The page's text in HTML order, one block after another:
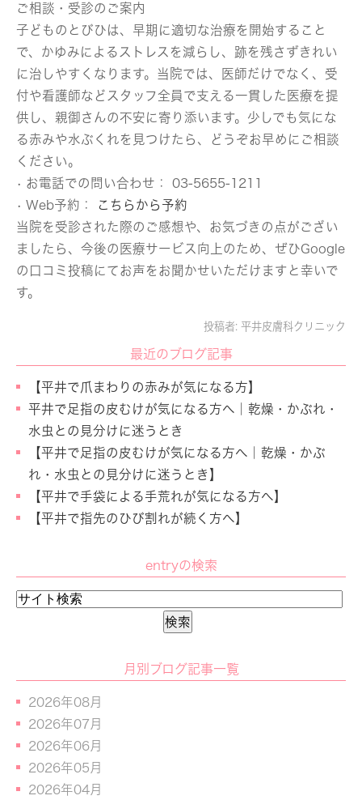
ご相談・受診のご案内
子どものとびひは、早期に適切な治療を開始すること
で、かゆみによるストレスを減らし、跡を残さずきれい
に治しやすくなります。当院では、医師だけでなく、受
付や看護師などスタッフ全員で支える一貫した医療を提
供し、親御さんの不安に寄り添います。少しでも気にな
る赤みや水ぶくれを見つけたら、どうぞお早めにご相談
ください。
• お電話での問い合わせ： 03-5655-1211
• Web予約：
こちらから予約
当院を受診された際のご感想や、お気づきの点がござい
ましたら、今後の医療サービス向上のため、ぜひGoogle
の口コミ投稿にてお声をお聞かせいただけますと幸いで
す。
投稿者: 平井皮膚科クリニック
最近のブログ記事
【平井で爪まわりの赤みが気になる方】
平井で足指の皮むけが気になる方へ｜乾燥・かぶれ・
水虫との見分けに迷うとき
【平井で足指の皮むけが気になる方へ｜乾燥・かぶ
れ・水虫との見分けに迷うとき】
【平井で手袋による手荒れが気になる方へ】
【平井で指先のひび割れが続く方へ】
entryの検索
月別ブログ記事一覧
2026年08月
2026年07月
2026年06月
2026年05月
2026年04月